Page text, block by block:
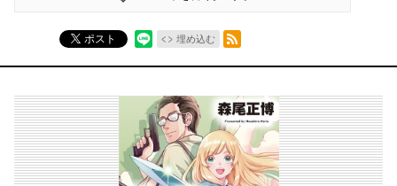
ポスト 埋め込む
RSSフィード